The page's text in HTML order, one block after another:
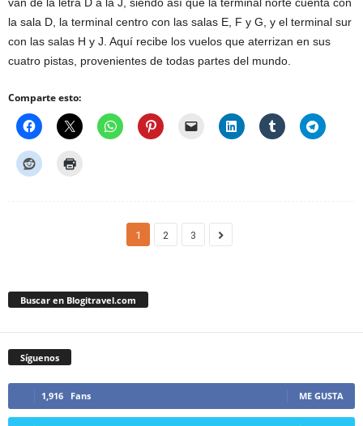
van de la letra D a la J, siendo así que la terminal norte cuenta con
la sala D, la terminal centro con las salas E, F y G, y el terminal sur
con las salas H y J. Aquí recibe los vuelos que aterrizan en sus
cuatro pistas, provenientes de todas partes del mundo.
Comparte esto:
1 2 3
Buscar en Blogitravel.com
Síguenos
1,916 Fans ME GUSTA